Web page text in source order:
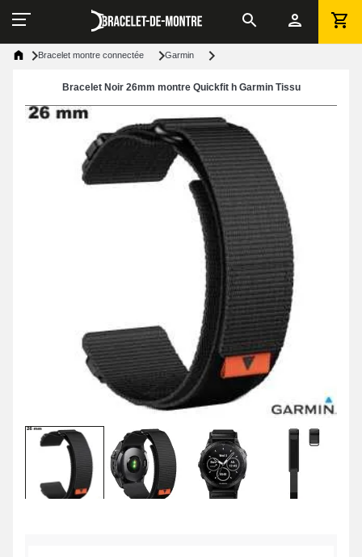
Bracelet montre connectée Garmin
Bracelet Noir 26mm montre Quickfit h Garmin Tissu